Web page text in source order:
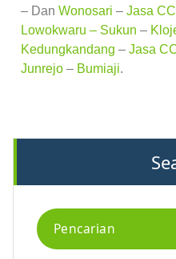
– Dan Wonosari – Jasa
Lowokwaru – Sukun –
Kedungkandang – Jasa
Junrejo – Bumiaji.